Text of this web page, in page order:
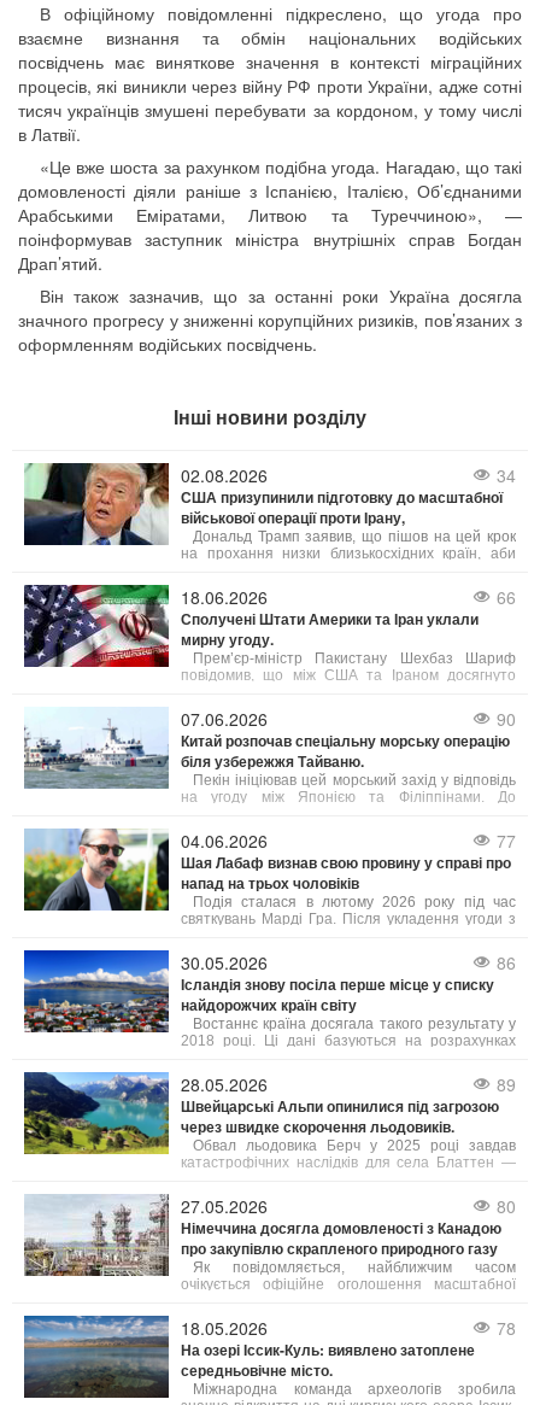
В офіційному повідомленні підкреслено, що угода про
взаємне визнання та обмін національних водійських
посвідчень має виняткове значення в контексті міграційних
процесів, які виникли через війну РФ проти України, адже сотні
тисяч українців змушені перебувати за кордоном, у тому числі
в Латвії.
«Це вже шоста за рахунком подібна угода. Нагадаю, що такі
домовленості діяли раніше з Іспанією, Італією, Об’єднаними
Арабськими Еміратами, Литвою та Туреччиною», —
поінформував заступник міністра внутрішніх справ Богдан
Драп’ятий.
Він також зазначив, що за останні роки Україна досягла
значного прогресу у зниженні корупційних ризиків, пов’язаних з
оформленням водійських посвідчень.
Інші новини розділу
02.08.2026 34
США призупинили підготовку до масштабної
військової операції проти Ірану,
Дональд Трамп заявив, що пішов на цей крок
на прохання низки близькосхідних країн, аби
готовність США до безпрецедентного силового
тиску, пріоритетом було обрано укладення
угоди, яка б гарантувала безпеку судноплавства
в Ормузькій протоці та ліквідацію ядерної
загрози з боку Тегерана. Ізраїль, за словами
Трампа, підтримує такий підхід.
18.06.2026 66
Сполучені Штати Америки та Іран уклали
мирну угоду.
Прем’єр-міністр Пакистану Шехбаз Шариф
повідомив, що між США та Іраном досягнуто
07.06.2026 90
Китай розпочав спеціальну морську операцію
біля узбережжя Тайваню.
Пекін ініціював цей морський захід у відповідь
на угоду між Японією та Філіппінами. До
провінцій, а також китайська берегова охорона.
04.06.2026 77
Шая Лабаф визнав свою провину у справі про
напад на трьох чоловіків
Подія сталася в лютому 2026 року під час
святкувань Марді Гра. Після укладення угоди з
випробувального терміну. Крім цього, актор має
пройти курс лікування від алкогольної
залежності, тренінги з контролю над гнівом та
навчання толерантності. У разі невиконання
цих умов йому загрожує півроку ув’язнення.
30.05.2026 86
Ісландія знову посіла перше місце у списку
найдорожчих країн світу
Востаннє країна досягала такого результату у
2018 році. Ці дані базуються на розрахунках
від Eurostat та Центрального банку Ісландії, як
повідомляє Bloomberg. Рівень цін в Ісландії, яку
часто називають "країною льоду та вогню",
зараз приблизно на 3% вищий, ніж у Швейцарії.
28.05.2026 89
Швейцарські Альпи опинилися під загрозою
через швидке скорочення льодовиків.
Обвал льодовика Берч у 2025 році завдав
катастрофічних наслідків для села Блаттен —
27.05.2026 80
Німеччина досягла домовленості з Канадою
про закупівлю скрапленого природного газу
Як повідомляється, найближчим часом
очікується офіційне оголошення масштабної
північно-західної частини провінції Британська
Колумбія до Німеччини.
18.05.2026 78
На озері Іссик-Куль: виявлено затоплене
середньовічне місто.
Міжнародна команда археологів зробила